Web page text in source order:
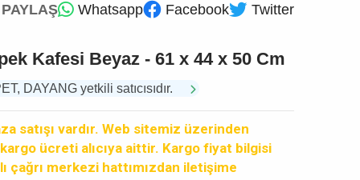
PAYLAŞ Whatsapp Facebook Twitter
Kafesi Beyaz - 61 x 44 x 50 Cm
DAYANG yetkili satıcısıdır.
satışı vardır. Web sitemiz üzerinden
ücreti alıcıya aittir. Kargo fiyat bilgisi
çağrı merkezi hattımızdan iletişime